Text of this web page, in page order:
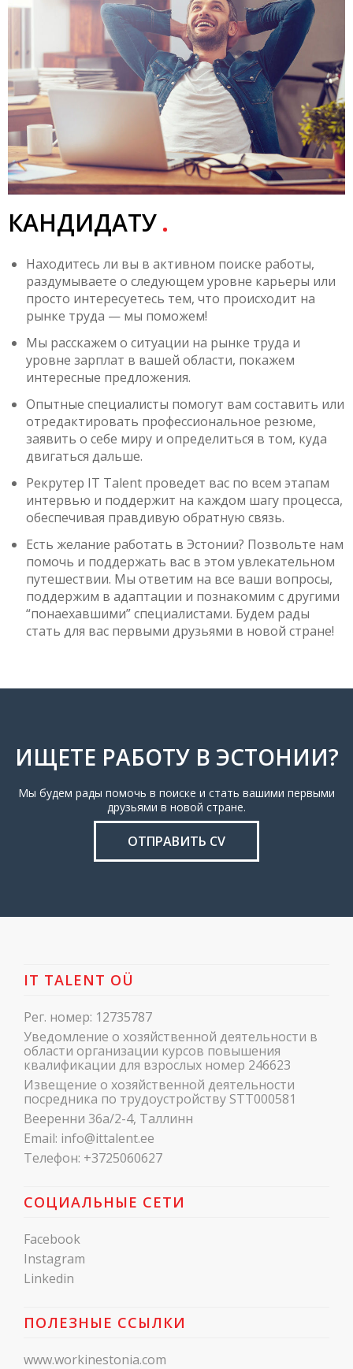
КАНДИДАТУ
Находитесь ли вы в активном поиске работы,
раздумываете о следующем уровне карьеры или
просто интересуетесь тем, что происходит на
рынке труда — мы поможем!
Мы расскажем о ситуации на рынке труда и
уровне зарплат в вашей области, покажем
интересные предложения.
Опытные специалисты помогут вам составить или
отредактировать профессиональное резюме,
заявить о себе миру и определиться в том, куда
двигаться дальше.
Рекрутер IT Talent проведет вас по всем этапам
интервью и поддержит на каждом шагу процесса,
обеспечивая правдивую обратную связь.
Есть желание работать в Эстонии? Позвольте нам
помочь и поддержать вас в этом увлекательном
путешествии. Мы ответим на все ваши вопросы,
поддержим в адаптации и познакомим с другими
“понаехавшими” специалистами. Будем рады
стать для вас первыми друзьями в новой стране!
ИЩЕТЕ РАБОТУ В ЭСТОНИИ?
Мы будем рады помочь в поиске и стать вашими первыми
друзьями в новой стране.
ОТПРАВИТЬ CV
IT TALENT OÜ
Рег. номер: 12735787
Уведомление о хозяйственной деятельности в
области организации курсов повышения
квалификации для взрослых номер 246623
Извещение о хозяйственной деятельности
посредника по трудоустройству STT000581
Вееренни 36a/2-4, Таллинн
Email: info@ittalent.ee
Телефон: +3725060627
СОЦИАЛЬНЫЕ СЕТИ
Facebook
Instagram
Linkedin
ПОЛЕЗНЫЕ ССЫЛКИ
www.workinestonia.com